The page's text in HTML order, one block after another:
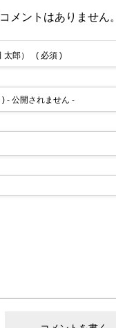
メントはありません。
郎） ( 必須 )
) - 公開されません -